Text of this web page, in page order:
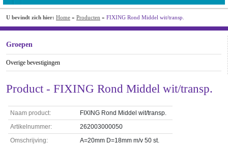
U bevindt zich hier: Home » Producten » FIXING Rond Middel wit/transp.
Groepen
Overige bevestigingen
Product - FIXING Rond Middel wit/transp.
Naam product:
FIXING Rond Middel wit/transp.
Artikelnummer:
262003000050
Omschrijving:
A=20mm D=18mm m/v 50 st.